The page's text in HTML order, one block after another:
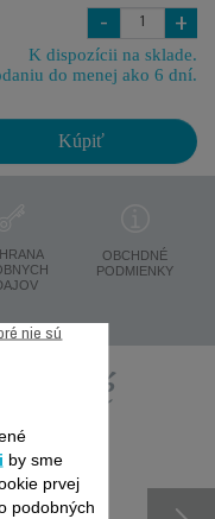
- +
K dispozícii na sklade.
do menej ako 6 dní.
Kúpiť
OBCHDNÉ
PODMIENKY
by sme
prvej
podobných
nie sú